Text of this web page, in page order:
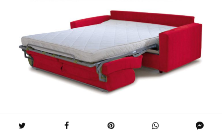
Trouvez le canapé convertible qu’il vous faut sur